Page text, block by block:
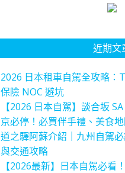
近期文
2026 日本租車自駕全攻略：
保險 NOC 避坑
【2026 日本自駕】談合坂
京必停！必買伴手禮、美食
道之驛阿蘇介紹｜九州自駕
與交通攻略
【2026最新】日本自駕必看